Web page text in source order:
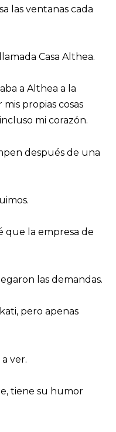
las ventanas cada
Casa Althea.
a Althea a la
propias cosas
mi corazón.
después de una
que la empresa de
las demandas.
pero apenas
ver.
tiene su humor